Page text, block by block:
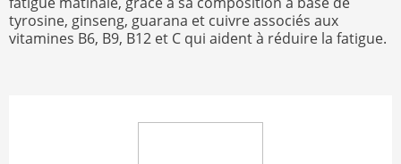
tyrosine, ginseng, guarana et cuivre associés aux
vitamines B6, B9, B12 et C qui aident à réduire la fatigue.